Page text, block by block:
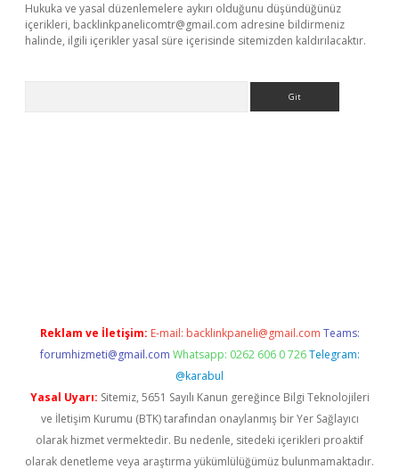
Hukuka ve yasal düzenlemelere aykırı olduğunu düşündüğünüz
içerikleri, backlinkpanelicomtr@gmail.com adresine bildirmeniz
halinde, ilgili içerikler yasal süre içerisinde sitemizden kaldırılacaktır.
Reklam ve İletişim: E-mail: backlinkpaneli@gmail.com Teams:
forumhizmeti@gmail.com Whatsapp: 0262 606 0 726 Telegram:
@karabul
Yasal Uyarı: Sitemiz, 5651 Sayılı Kanun gereğince Bilgi Teknolojileri
ve İletişim Kurumu (BTK) tarafından onaylanmış bir Yer Sağlayıcı
olarak hizmet vermektedir. Bu nedenle, sitedeki içerikleri proaktif
olarak denetleme veya araştırma yükümlülüğümüz bulunmamaktadır.